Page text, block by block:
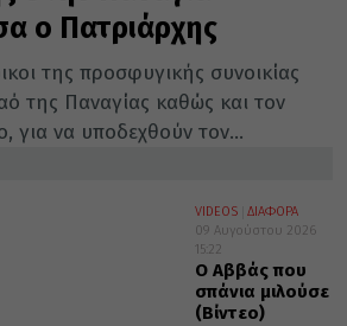
ο Πατριάρχης
της προσφυγικής συνοικίας
της Παναγίας καθώς και τον
για να υποδεχθούν τον...
VIDEOS
ΔΙΑΦΟΡΑ
09 Αυγούστου 2026
15:22
Ο Αββάς που
σπάνια μιλούσε
(Βίντεο)